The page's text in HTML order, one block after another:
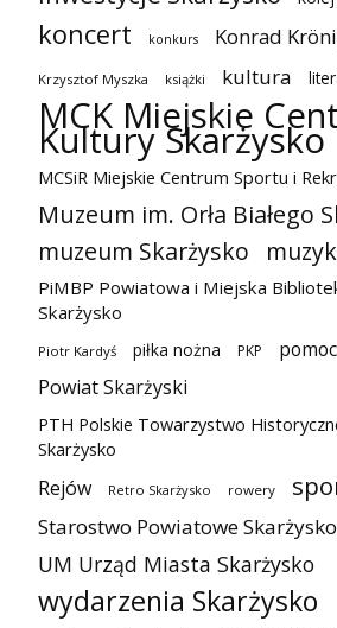
koncert konkurs Konrad
Krzysztof Myszka książki kultura
MCK Miejskie
Kultury Skarżysko
MCSiR Miejskie Centrum Sportu i
Muzeum im. Orła Białego
muzeum Skarżysko
PiMBP Powiatowa i Miejska
Skarżysko
Piotr Kardyś piłka nożna PKP
Powiat Skarżyski
PTH Polskie Towarzystwo
Skarżysko
Rejów Retro Skarżysko rowery
Starostwo Powiatowe Skarżysko
UM Urząd Miasta Skarżysko
wydarzenia Skarżysko